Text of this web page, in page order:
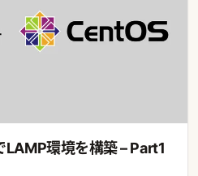
環境を構築 – Part1